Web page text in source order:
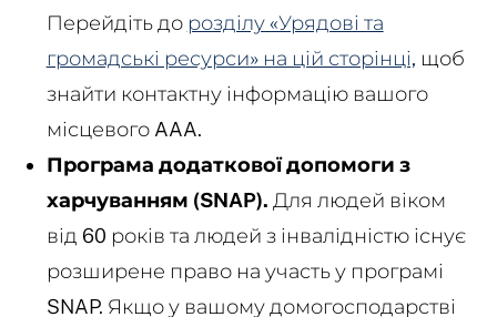
Перейдіть до розділу «Урядові та
громадські ресурси» на цій сторінці, щоб
знайти контактну інформацію вашого
місцевого AAA.
Програма додаткової допомоги з
харчуванням (SNAP). Для людей віком
від 60 років та людей з інвалідністю існує
розширене право на участь у програмі
SNAP. Якщо у вашому домогосподарстві